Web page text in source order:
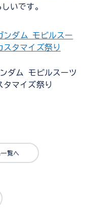
いです。
ンダム モビルスー
スタマイズ祭り
ダム モビルスーツ
タマイズ祭り
覧へ